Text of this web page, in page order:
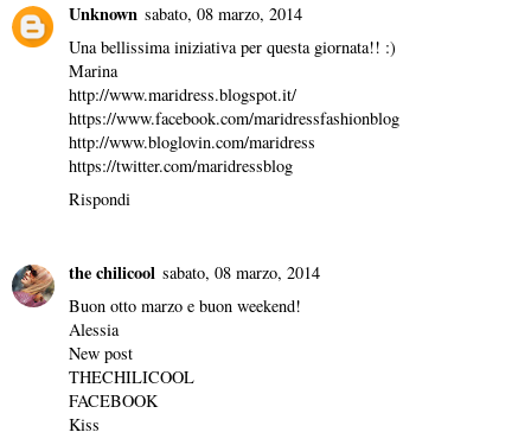
Unknown sabato, 08 marzo, 2014
Una bellissima iniziativa per questa giornata!! :)
Marina
http://www.maridress.blogspot.it/
https://www.facebook.com/maridressfashionblog
http://www.bloglovin.com/maridress
https://twitter.com/maridressblog
Rispondi
the chilicool sabato, 08 marzo, 2014
Buon otto marzo e buon weekend!
Alessia
New post
THECHILICOOL
FACEBOOK
Kiss